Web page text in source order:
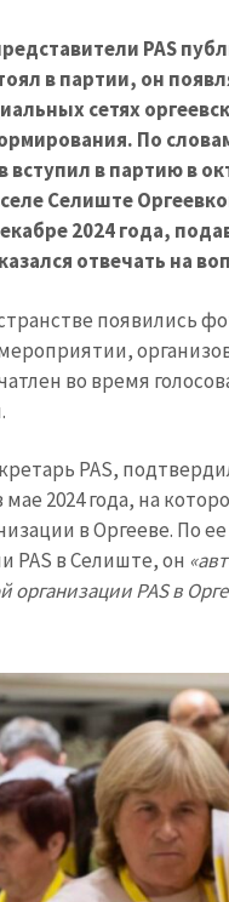
PAS
в партии, он
сетях
По
в партию в
Селиште
2024 года,
отвечать на
появились
во время
PAS,
мае 2024 года, на
в Оргееве. По
PAS в Селиште, он
PAS в
НОВОСТЬ